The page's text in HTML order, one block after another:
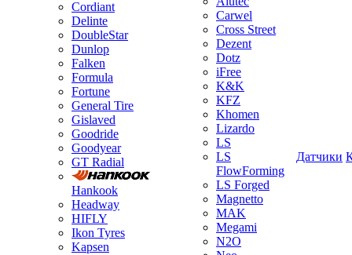
Cordiant
Delinte
DoubleStar
Dunlop
Falken
Formula
Fortune
General Tire
Gislaved
Goodride
Goodyear
GT Radial
Hankook
Headway
HIFLY
Ikon Tyres
Kapsen
Carwel
Cross Street
Dezent
Dotz
iFree
K&K
KFZ
Khomen
Lizardo
LS
LS
FlowForming
LS Forged
Magnetto
MAK
Megami
N2O
Датчики